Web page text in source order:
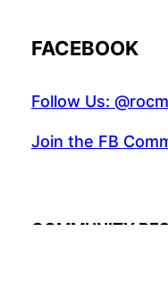
FACEBOOK
Follow Us:
Join the FB
COMMUNITY